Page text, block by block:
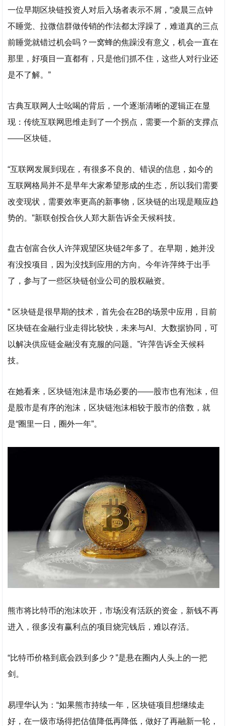
一位早期区块链投资人对后入场者表示不屑，“凌晨三点钟
不睡觉、拉微信群做传销的作法都太浮躁了，难道真的三点
前睡觉就错过机会吗？一窝蜂的焦躁没有意义，机会一直在
那里，好项目一直都有，只是他们抓不住，这些人对行业还
是不了解。”
古典互联网人士吆喝的背后，一个逐渐清晰的逻辑正在显
现：传统互联网思维走到了一个拐点，需要一个新的支撑点
——区块链。
“互联网发展到现在，有很多不良的、错误的信息，如今的
互联网格局并不是早年大家希望形成的生态，所以我们需要
改变现状，需要效率更高的新事物，区块链的出现是顺应趋
势的。”新联创投合伙人郑大新告诉全天候科技。
盘古创富合伙人许萍观望区块链2年多了。在早期，她并没
有没投项目，因为没找到应用的方向。今年许萍终于出手
了，参与了一些区块链创业公司的股权融资。
“ 区块链是很早期的技术，首先会在2B的场景中应用，目前
区块链在金融行业走得比较快，未来与AI、大数据协同，可
以解决供应链金融没有克服的问题。”许萍告诉全天候科
技。
在她看来，区块链泡沫是市场必要的——股市也有泡沫，但
是股市是有序的泡沫，区块链泡沫相较于股市的倍数，就
是“圈里一日，圈外一年”。
熊市将比特币的泡沫吹开，市场没有活跃的资金，新钱不再
进入，很多没有赢利点的项目烧完钱后，难以存活。
“比特币价格到底会跌到多少？”是悬在圈内人头上的一把
剑。
易理华认为：“如果熊市持续一年，区块链项目想继续走
好，在一级市场得把估值降低再降低，做好了再融新一轮，